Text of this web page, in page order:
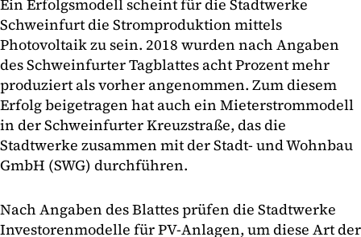
Ein Erfolgsmodell scheint für die Stadtwerke
Schweinfurt die Stromproduktion mittels
Photovoltaik zu sein. 2018 wurden nach Angaben
des Schweinfurter Tagblattes acht Prozent mehr
produziert als vorher angenommen. Zum diesem
Erfolg beigetragen hat auch ein Mieterstrommodell
in der Schweinfurter Kreuzstraße, das die
Stadtwerke zusammen mit der Stadt- und Wohnbau
GmbH (SWG) durchführen.
Nach Angaben des Blattes prüfen die Stadtwerke
Investorenmodelle für PV-Anlagen, um diese Art der